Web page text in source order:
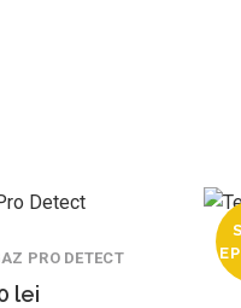
PRO DETECT
lei